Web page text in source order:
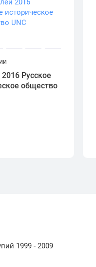
Русское
общество
1999 - 2009